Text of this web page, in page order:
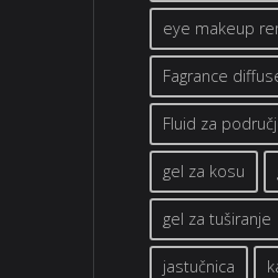
eye makeup
Fagrance
Fluid za
gel za kosu
gel za tuširanje
jastučnica